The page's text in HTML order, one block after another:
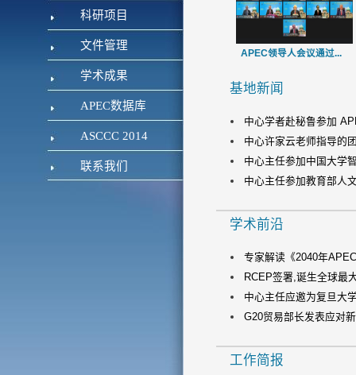
科研项目
文件管理
学术成果
APEC数据库
ASCCC 2014
联系我们
APEC领导人会议通过...
基地新闻
中心学者赴秘鲁参加
中心许家云老师指导的
中心主任参加中国大学
中心主任参加教育部人
学术前沿
专家解读《2040年
RCEP签署,诞生全球最
中心主任应邀为复旦大
G20贸易部长发表应对
工作简报